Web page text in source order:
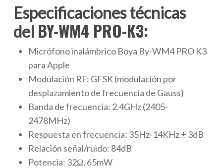
Especificaciones técnicas
del BY-WM4 PRO-K3:
Micrófono inalámbrico Boya By-WM4 PRO K3
para Apple
Modulación RF: GFSK (modulación por
desplazamiento de frecuencia de Gauss)
Banda de frecuencia: 2.4GHz (2405-
2478MHz)
Respuesta en frecuencia: 35Hz-14KHz ± 3dB
Relación señal/ruido: 84dB
Potencia: 32Ω, 65mW